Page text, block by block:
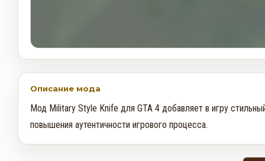
Описание мода
Мод Military Style Knife для GTA 4 добавляет в игру
повышения аутентичности игрового процесса.